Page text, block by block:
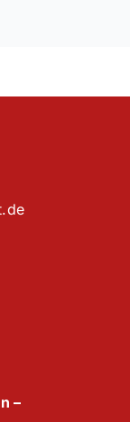
–